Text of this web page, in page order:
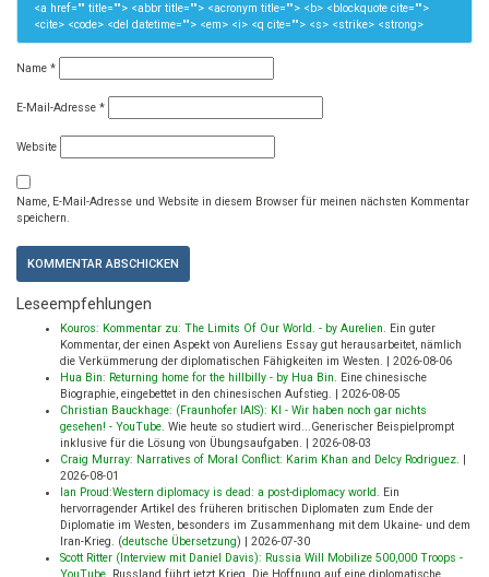
<a href="" title=""> <abbr title=""> <acronym title=""> <b> <blockquote cite="">
<cite> <code> <del datetime=""> <em> <i> <q cite=""> <s> <strike> <strong>
Name *
E-Mail-Adresse *
Website
Name, E-Mail-Adresse und Website in diesem Browser für meinen nächsten Kommentar
speichern.
Leseempfehlungen
Kouros: Kommentar zu: The Limits Of Our World. - by Aurelien. Ein guter
Kommentar, der einen Aspekt von Aureliens Essay gut herausarbeitet, nämlich
die Verkümmerung der diplomatischen Fähigkeiten im Westen.
2026-08-06
Hua Bin: Returning home for the hillbilly - by Hua Bin. Eine chinesische
Biographie, eingebettet in den chinesischen Aufstieg.
2026-08-05
Christian Bauckhage: (Fraunhofer IAIS): KI - Wir haben noch gar nichts
gesehen! - YouTube. Wie heute so studiert wird...Generischer Beispielprompt
inklusive für die Lösung von Übungsaufgaben.
2026-08-03
Craig Murray: Narratives of Moral Conflict: Karim Khan and Delcy Rodriguez.
2026-08-01
Ian Proud:Western diplomacy is dead: a post-diplomacy world . Ein
hervorragender Artikel des früheren britischen Diplomaten zum Ende der
Diplomatie im Westen, besonders im Zusammenhang mit dem Ukaine- und dem
Iran-Krieg. (deutsche Übersetzung)
2026-07-30
Scott Ritter (Interview mit Daniel Davis): Russia Will Mobilize 500,000 Troops -